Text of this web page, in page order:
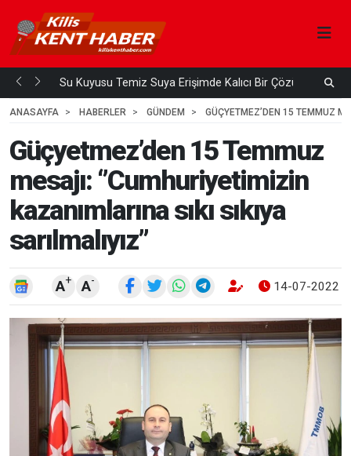
Su Kuyusu Temiz Suya Erişimde Kalıcı Bir Çözüm
4
ANASAYFA HABERLER GÜNDEM GÜÇYETMEZ’DEN 15 TEMMUZ
Güçyetmez’den 15 Temmuz
mesajı: ‘’Cumhuriyetimizin
kazanımlarına sıkı sıkıya
sarılmalıyız’’
A+ A- 14-07-2022